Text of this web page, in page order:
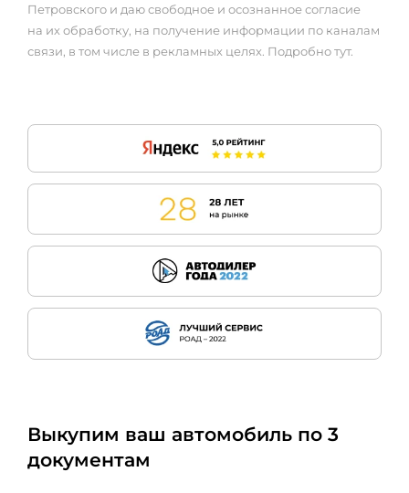
Петровского и даю свободное и осознанное согласие
на их обработку, на получение информации по каналам
связи, в том числе в рекламных целях. Подробно тут.
Выкупим ваш автомобиль по 3
документам